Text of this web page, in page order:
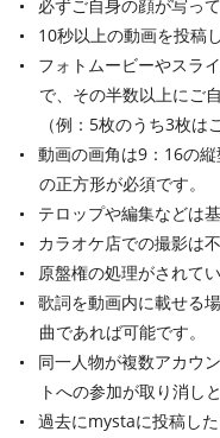
必ずご自身の顔が写っ
10秒以上の動画を投稿
フォトムービーやスラ
で、その半数以上にご
（例：5枚のうち3枚は
動画の画角は9：16の
の正方形が必須です。
テロップや編集などは
カラオケ店での撮影は
原盤権の処理がされて
歌詞を動画内に載せる
曲であれば可能です。
同一人物が複数アカウ
トへの参加が取り消し
過去にmystaに投稿し